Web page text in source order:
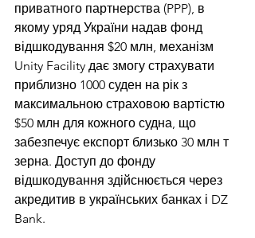
приватного партнерства (PPP), в
якому уряд України надав фонд
відшкодування $20 млн, механізм
Unity Facility дає змогу страхувати
приблизно 1000 суден на рік з
максимальною страховою вартістю
$50 млн для кожного судна, що
забезпечує експорт близько 30 млн т
зерна. Доступ до фонду
відшкодування здійснюється через
акредитив в українських банках і DZ
Bank.